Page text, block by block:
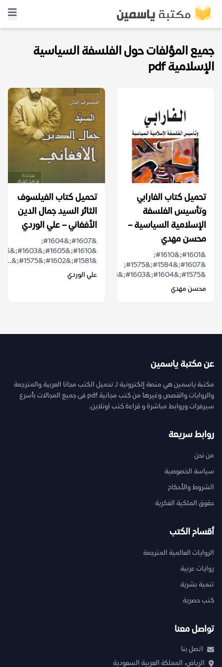
جميع المؤلفات حول الفلسفة السياسية
الإسلامية pdf
تحميل كتاب الفارابي
وتأسيس الفلسفة
الإسلامية السياسية –
محسن مهدي
&#1601;&#1610;
&#1607;&#1584;&#1575;
&#1575;&#1604;&#1603;&#1578;&#1575;&#1576;...
محسن مهدي
تحميل كتاب الفيلسوف
الثائر السيد جمال الدين
الأفغاني – علي الوردي
&#1607;&#1604;
&#1581;&#1602;&#1575;&...
علي الوردي
عن مكتبة ياسمين
مكتبة ياسمين هي منصة إلكترونية لـ تحميل الكتب مجانا العربية والمترجمة
والروايات والقصص وغيرها من كتب مجانية pdf فى جميع المجالات بأسرع
سيرفرات وروابط مباشرة و قراءة كتب اونلاين.
روابط سريعة
من نحن
سياسة الخصوصية
الشروط والأحكام
حقوق الملكية الفكرية
أقسام الكتب
الروايات العالمية المترجمة
روايات عربية
تنمية بشرية
كتب حصرية
تواصل معنا
اتصل بنا
الرياض، المملكة العربية السعودية